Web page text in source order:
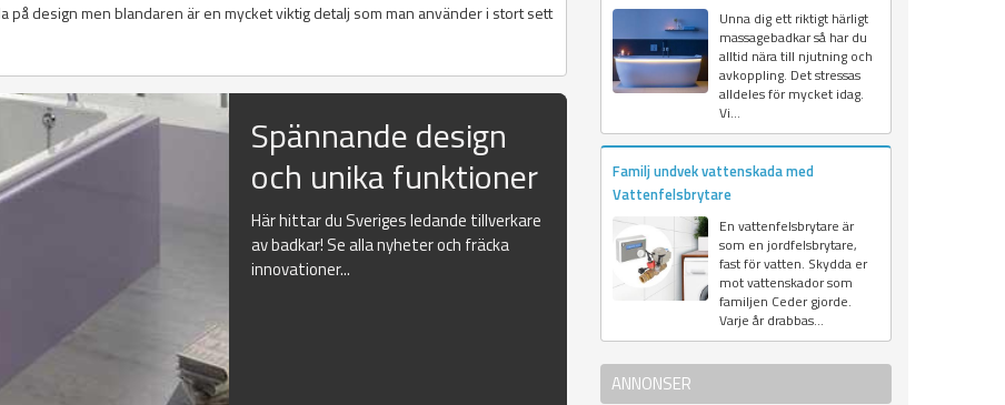
på design men blandaren är en mycket viktig detalj som man använder i stort sett
Spännande design
och unika funktioner
Här hittar du Sveriges ledande tillverkare
av badkar! Se alla nyheter och fräcka
innovationer...
Unna dig ett riktigt härligt
massagebadkar så har du
alltid nära till njutning och
avkoppling. Det stressas
alldeles för mycket idag.
Vi...
Familj undvek vattenskada med
Vattenfelsbrytare
En vattenfelsbrytare är
som en jordfelsbrytare,
fast för vatten. Skydda er
mot vattenskador som
familjen Ceder gjorde.
Varje år drabbas...
ANNONSER